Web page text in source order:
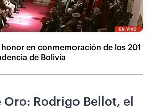
honor en conmemoración de los 201
de Bolivia
Oro: Rodrigo Bellot, el